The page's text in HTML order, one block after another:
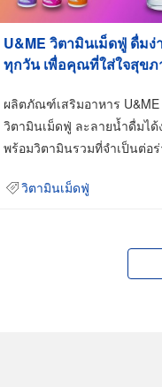
U&ME วิตามินเม็ดฟู่ ดื่ม
ทุกวัน เพื่อคุณที่ใส่ใจสุขภ
ผลิตภัณฑ์เสริมอาหาร
วิตามินเม็ดฟู่ ละลายน้ำดื่มได้
พร้อมวิตามินรวมที่จำเป็นต่อร่
วิตามินเม็ดฟู่